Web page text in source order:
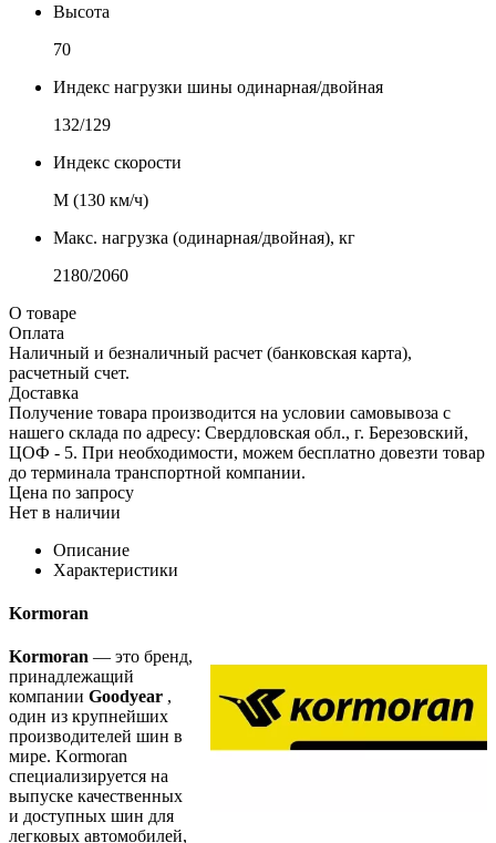
Высота
70
Индекс нагрузки шины одинарная/двойная
132/129
Индекс скорости
М (130 км/ч)
Макс. нагрузка (одинарная/двойная), кг
2180/2060
О товаре
Оплата
Наличный и безналичный расчет (банковская карта),
расчетный счет.
Доставка
Получение товара производится на условии самовывоза с
нашего склада по адресу: Свердловская обл., г. Березовский,
ЦОФ - 5. При необходимости, можем бесплатно довезти товар
до терминала транспортной компании.
Цена по запросу
Нет в наличии
Описание
Характеристики
Kormoran
Kormoran — это бренд,
принадлежащий
компании Goodyear ,
один из крупнейших
производителей шин в
мире. Kormoran
специализируется на
выпуске качественных
и доступных шин для
легковых автомобилей,